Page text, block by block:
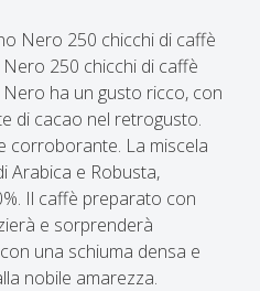
250 chicchi di caffè
ha un gusto ricco, con
di cacao nel retrogusto.
corroborante. La miscela
Arabica e Robusta,
Il caffè preparato con
e sorprenderà
una schiuma densa e
nobile amarezza.